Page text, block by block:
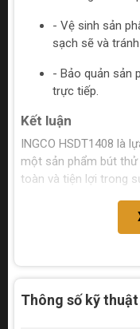
- Vệ sinh sản
sạch sẽ và
- Bảo quản sản
trực tiếp.
Kết luận
INGCO HSDT1408 là
một sản phẩm bút
toàn và tiện lợi trong
Thông số kỹ thuật